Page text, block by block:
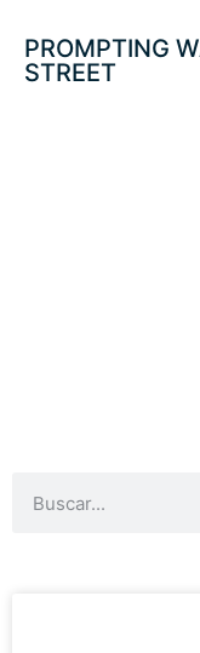
PROMPTING
STREET